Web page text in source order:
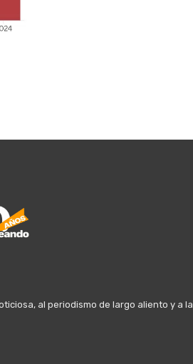
al periodismo de largo aliento y a la